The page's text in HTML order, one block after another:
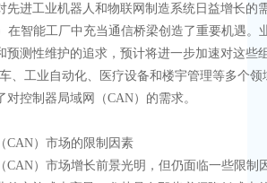
先进工业机器人和物联网制造系统日益增长的
在智能工厂中充当通信桥梁创造了重要机遇。
预测性维护的追求，预计将进一步加速对这些
、工业自动化、医疗设备和楼宇管理等多个领
对控制器局域网（CAN）的需求。
CAN）市场的限制因素
CAN）市场增长前景光明，但仍面临一些限制